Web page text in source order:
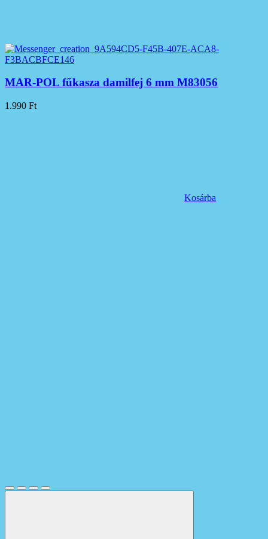
MAR-POL fűkasza damilfej 6 mm M83056
1.990 Ft
Kosárba